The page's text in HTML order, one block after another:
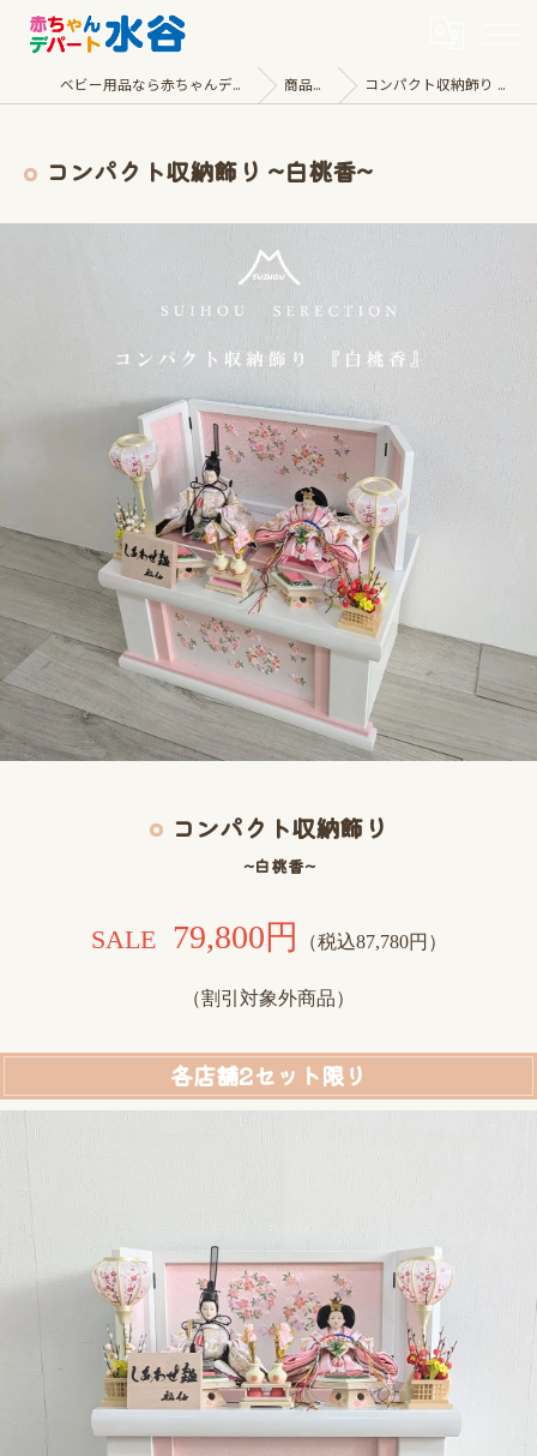
ベビー用品なら赤ちゃんデパート水谷 商品一覧 コンパクト収納飾り ~白桃香~
コンパクト収納飾り ~白桃香~
コンパクト収納飾り
~白桃香~
SALE79,800円 （税込87,780円）
（割引対象外商品）
各店舗2セット限り